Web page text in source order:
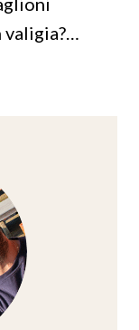
valigia?…